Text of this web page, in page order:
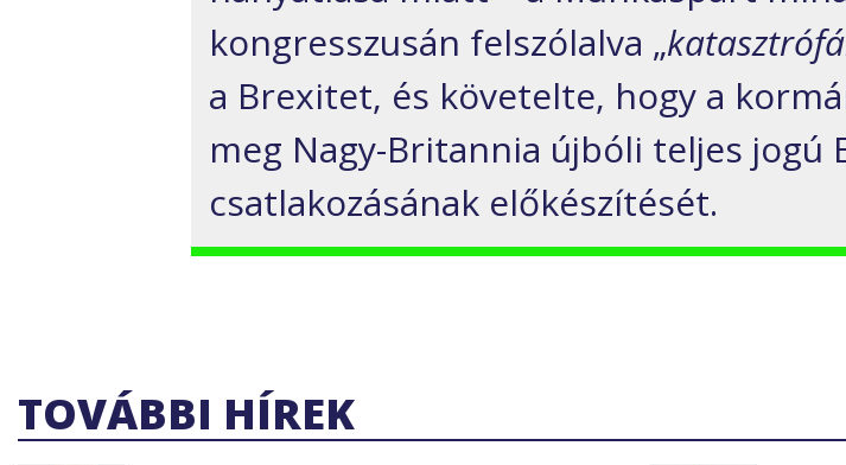
kongresszusán felszólalva „
a Brexitet, és követelte, hogy a
meg Nagy-Britannia újbóli teljes jogú
csatlakozásának előkészítését.
TOVÁBBI HÍREK